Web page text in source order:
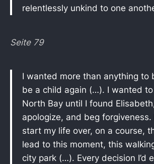
relentlessly unkind to one
Seite 79
I wanted more than anything to
be a child again (…). I wanted
North Bay until I found
apologize, and beg
start my life over, on a course,
lead to this moment, this
city park (…). Every decision I’d